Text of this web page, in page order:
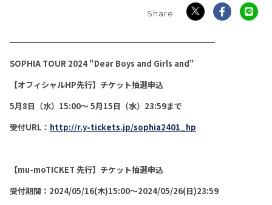
━━━━━━━━━━━━━━━━━━━━━━━━━━
SOPHIA TOUR 2024 "Dear Boys and Girls and"
【オフィシャルHP先行】チケット抽選申込
5月8日（水）15:00〜 5月15日（水）23:59まで
受付URL： http://r.y-tickets.jp/sophia2401_hp
【mu-moTICKET 先行】チケット抽選申込
受付期間：2024/05/16(木)15:00～2024/05/26(日)23:59